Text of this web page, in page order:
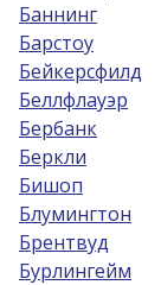
Баннинг
Барстоу
Бейкерсфилд
Беллфлауэр
Бербанк
Беркли
Бишоп
Блумингтон
Брентвуд
Бурлингейм